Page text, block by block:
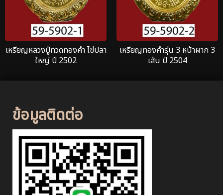
เหรียญหลวงปู่ทวดทองคำ ไข่ปลา
ใหญ่ ปี 2502
เหรียญทองคำรุ่น 3 หน้าผาก 3
เส้น ปี 2504
ข้อมูลติดต่อ